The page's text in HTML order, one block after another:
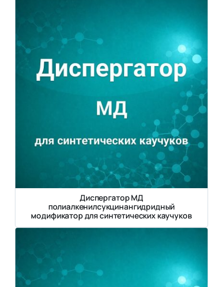
Диспергатор МД
полиалкенилсукцинангидридный
модификатор для синтетических каучуков